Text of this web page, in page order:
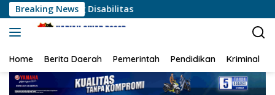
Langsung
ke
konten
Breaking News
Disabilitas
Home Berita Daerah Pemerintah Pendidikan Kriminal